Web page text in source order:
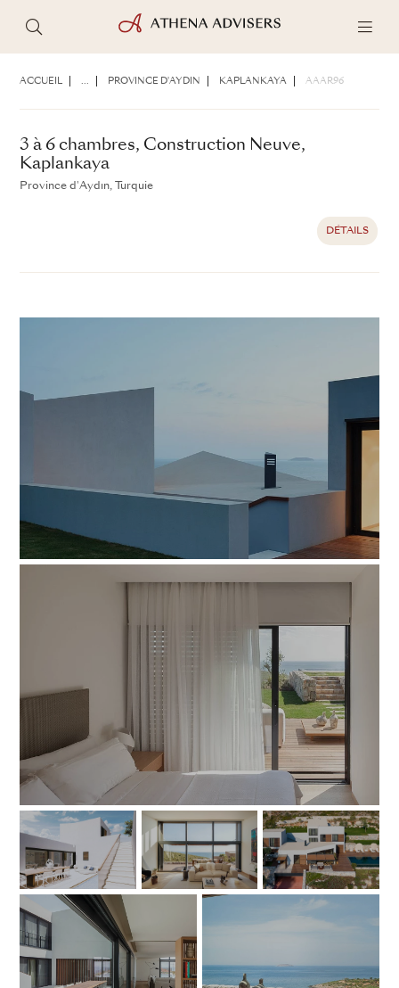
3 à 6 chambres, Construction Neuve,
Kaplankaya
Province d'Aydın, Turquie
ACCUEIL ... PROVINCE D'AYDIN KAPLANKAYA AAAR96
3 à 6 chambres, Construction Neuve,
Kaplankaya
Province d'Aydın, Turquie
DÉTAILS